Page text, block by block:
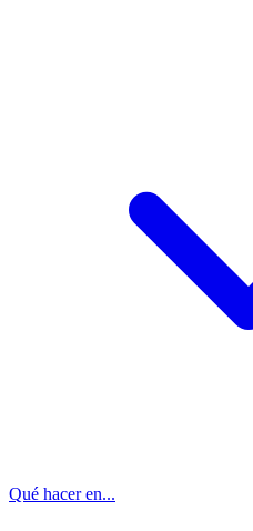
Qué hacer en...